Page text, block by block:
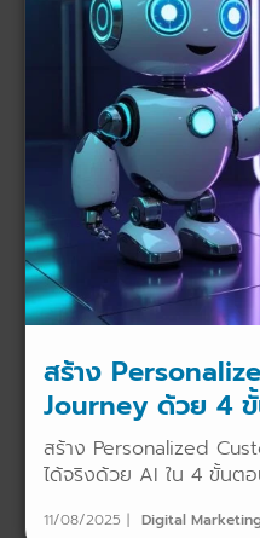
สร้าง
Journey ด้วย 4
เซลส์แมน
สร้าง Personalized
ได้จริงด้วย AI ใน 4 ขั้นต
11/08/2025 Digital